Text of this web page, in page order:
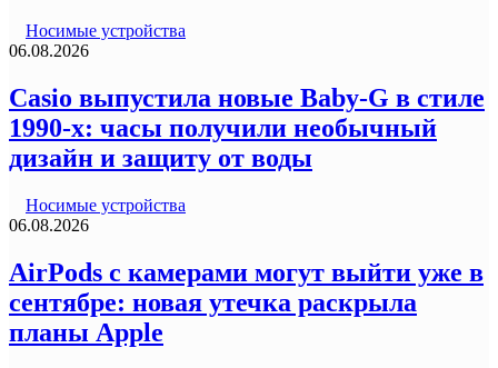
Носимые устройства
06.08.2026
Casio выпустила новые Baby-G в стиле
1990-х: часы получили необычный
дизайн и защиту от воды
Носимые устройства
06.08.2026
AirPods с камерами могут выйти уже в
сентябре: новая утечка раскрыла
планы Apple